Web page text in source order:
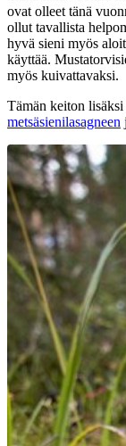
ovat olleet tänä
ollut tavallista
hyvä sieni myös
käyttää.
myös kuivattavaksi.
Tämän keiton
metsäsienilasagneen